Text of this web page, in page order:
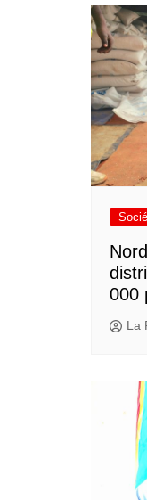
000
La